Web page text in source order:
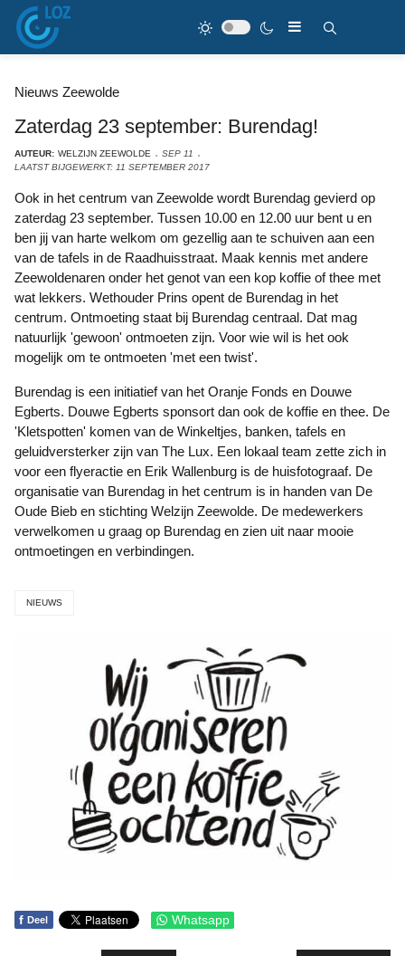
Nieuws Zeewolde
Zaterdag 23 september: Burendag!
AUTEUR: WELZIJN ZEEWOLDE
SEP 11
LAATST BIJGEWERKT: 11 SEPTEMBER 2017
Ook in het centrum van Zeewolde wordt Burendag gevierd op
zaterdag 23 september. Tussen 10.00 en 12.00 uur bent u en
ben jij van harte welkom om gezellig aan te schuiven aan een
van de tafels in de Raadhuisstraat. Maak kennis met andere
Zeewoldenaren onder het genot van een kop koffie of thee met
wat lekkers. Wethouder Prins opent de Burendag in het
centrum. Ontmoeting staat bij Burendag centraal. Dat mag
natuurlijk 'gewoon' ontmoeten zijn. Voor wie wil is het ook
mogelijk om te ontmoeten 'met een twist'.
Burendag is een initiatief van het Oranje Fonds en Douwe
Egberts. Douwe Egberts sponsort dan ook de koffie en thee. De
'Kletspotten' komen van de Winkeltjes, banken, tafels en
geluidversterker zijn van The Lux. Een lokaal team zette zich in
voor een flyeractie en Erik Wallenburg is de huisfotograaf. De
organisatie van Burendag in het centrum is in handen van De
Oude Bieb en stichting Welzijn Zeewolde. De medewerkers
verwelkomen u graag op Burendag en zien uit naar mooie
ontmoetingen en verbindingen.
NIEUWS
f Deel Whatsapp